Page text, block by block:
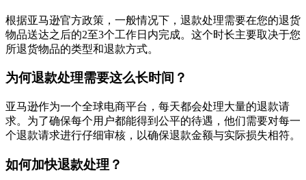
根据亚马逊官方政策，一般情况下，退款处理需要在您的退货
物品送达之后的2至3个工作日内完成。这个时长主要取决于您
所退货物品的类型和退款方式。
为何退款处理需要这么长时间？
亚马逊作为一个全球电商平台，每天都会处理大量的退款请
求。为了确保每个用户都能得到公平的待遇，他们需要对每一
个退款请求进行仔细审核，以确保退款金额与实际损失相符。
如何加快退款处理？